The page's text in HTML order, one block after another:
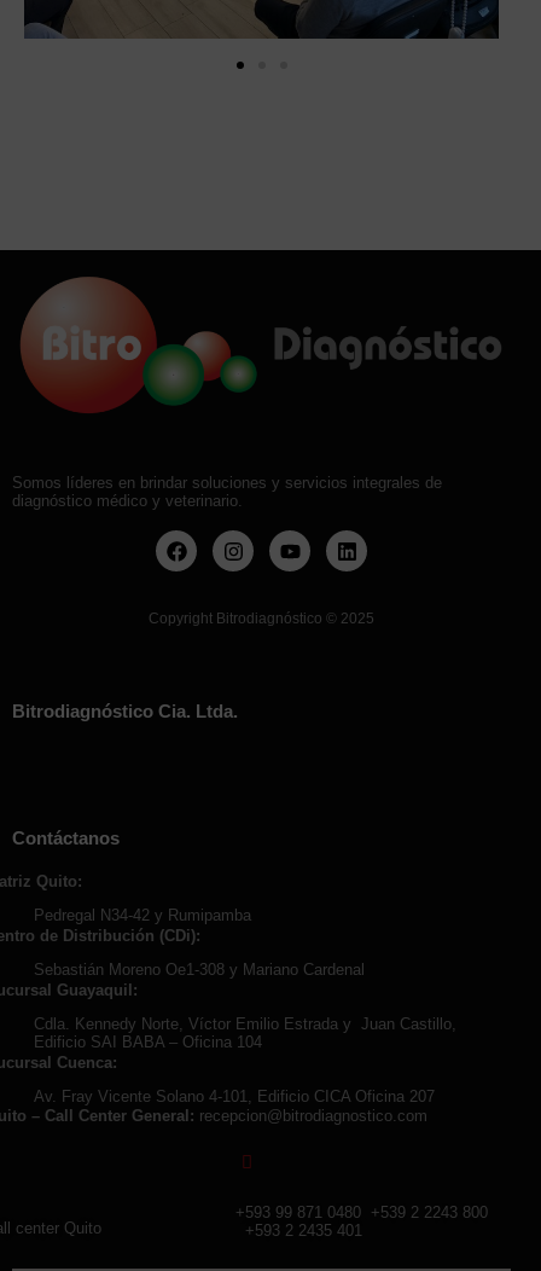
Somos líderes en brindar soluciones y servicios integrales de
diagnóstico médico y veterinario.
Copyright Bitrodiagnóstico © 2025
Bitrodiagnóstico Cia. Ltda.
Contáctanos
Quito:
Pedregal N34-42 y Rumipamba
de Distribución (CDi):
Sebastián Moreno Oe1-308 y Mariano Cardenal
Guayaquil:
Cdla. Kennedy Norte, Víctor Emilio Estrada y Juan Castillo,
Edificio SAI BABA – Oficina 104
Cuenca:
Av. Fray Vicente Solano 4-101, Edificio CICA Oficina 207
– Call Center General: recepcion@bitrodiagnostico.com
center Quito
+593 99 871 0480+539 2 2243 800
+593 2 2435 401